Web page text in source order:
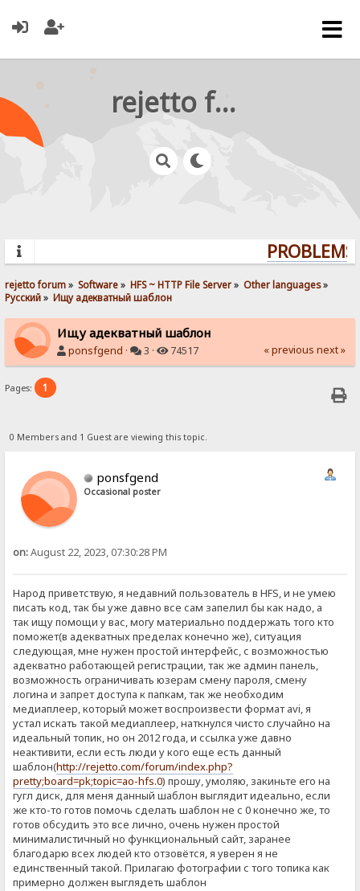
rejetto forum
rejetto forum» Software» HFS ~ HTTP File Server» Other languages»
Pусский» Ищу адекватный шаблон
Ищу адекватный шаблон
ponsfgend · 3 · 74517 « previous next »
Pages: 1
0 Members and 1 Guest are viewing this topic.
ponsfgend
Occasional poster
on:August 22, 2023, 07:30:28 PM
Народ приветствую, я недавний пользователь в HFS, и не умею
писать код, так бы уже давно все сам запелил бы как надо, а
так ищу помощи у вас, могу материально поддержать того кто
поможет(в адекватных пределах конечно же), ситуация
следующая, мне нужен простой интерфейс, с возможностью
адекватно работающей регистрации, так же админ панель,
возможность ограничивать юзерам смену пароля, смену
логина и запрет доступа к папкам, так же необходим
медиаплеер, который может воспроизвести формат avi, я
устал искать такой медиаплеер, наткнулся чисто случайно на
идеальный топик, но он 2012 года, и ссылка уже давно
неактивити, если есть люди у кого еще есть данный
шаблон(http://rejetto.com/forum/index.php?
pretty;board=pk;topic=ao-hfs.0) прошу, умоляю, закиньте его на
гугл диск, для меня данный шаблон выглядит идеально, если
же кто-то готов помочь сделать шаблон не с 0 конечно же, то
готов обсудить это все лично, очень нужен простой
минималистичный но функциональный сайт, заранее
благодарю всех людей кто отзовётся, я уверен я не
единственный такой. Прилагаю фотографии с того топика как
примерно должен выглядеть шаблон